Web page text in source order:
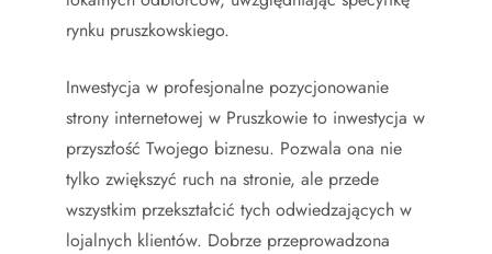
rynku pruszkowskiego.
Inwestycja w profesjonalne pozycjonowanie
strony internetowej w Pruszkowie to inwestycja w
przyszłość Twojego biznesu. Pozwala ona nie
tylko zwiększyć ruch na stronie, ale przede
wszystkim przekształcić tych odwiedzających w
lojalnych klientów. Dobrze przeprowadzona